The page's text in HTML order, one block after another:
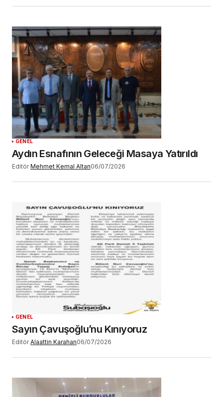
GENEL
Aydın Esnafının Geleceği Masaya Yatırıldı
Editör Mehmet Kemal Altan06/07/2026
GENEL
Sayın Çavuşoğlu’nu Kınıyoruz
Editör Alaattin Karahan06/07/2026